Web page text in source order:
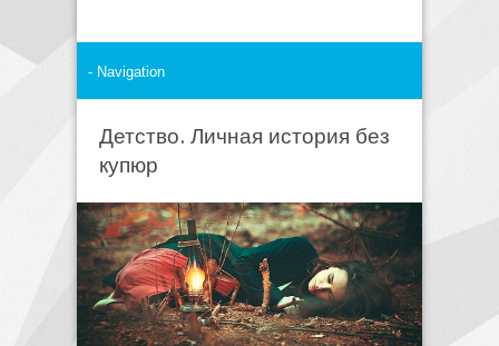
Детство. Личная история без
купюр